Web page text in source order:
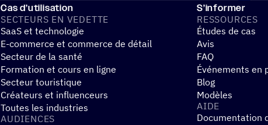
Cas d’utilisation
SECTEURS EN VEDETTE
SaaS et technologie
E-commerce et commerce de détail
Secteur de la santé
Formation et cours en ligne
Secteur touristique
Créateurs et influenceurs
Toutes les industries
AUDIENCES
S’informer
RESSOURCES
Études de cas
Avis
FAQ
Événements en
Blog
Modèles
AIDE
Documentation